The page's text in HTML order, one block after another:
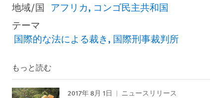
地域/国 アフリカ コンゴ民主共和国
テーマ
国際的な法による裁き 国際刑事裁判所
もっと読む
2017年 8月 1日 ニュースリリース